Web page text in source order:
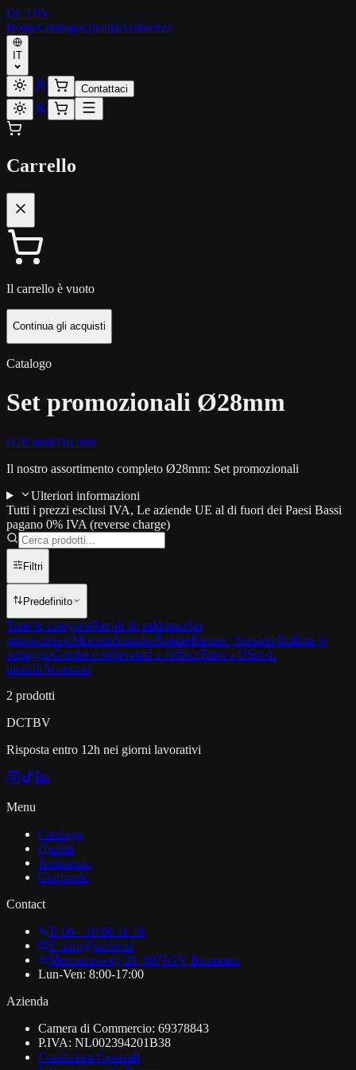
DCTBV
HomeCatalogoQualitàAssistenza
IT
Contattaci
Carrello
Il carrello è vuoto
Continua gli acquisti
Catalogo
Set promozionali Ø28mm
Ø28 mmØ16 mm
Il nostro assortimento completo Ø28mm: Set promozionali
Ulteriori informazioni
Tutti i prezzi esclusi IVA, Le aziende UE al di fuori dei Paesi Bassi
pagano 0% IVA (reverse charge)
Filtri
Predefinito
Tutte le categorieTavoli da saldaturaSet
promozionaliMorsettiSquadreBattuteBattute / SquadreBulloni di
serraggioGambe e sollevatori a forbiceTravi a USet di
utensiliAccessori
2 prodotti
DCTBV
Risposta entro 12h nei giorni lavorativi
Menu
Catalogo
Qualità
Assistenza
Confronto
Contact
T: 06 - 10 86 16 16
E: info@dctbv.nl
Mercuriusweg 28, 6971GV Brummen
Lun-Ven: 8:00-17:00
Azienda
Camera di Commercio: 69378843
P.IVA: NL002394201B38
Condizioni Generali